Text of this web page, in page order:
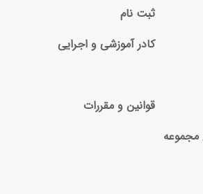
ثبت نام
کادر آموزشی و اجرایی
قوانین و مقررات